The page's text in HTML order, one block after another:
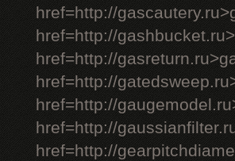
href=http://
href=http://
href=http://
href=http://
href=http://
href=http://
href=http://